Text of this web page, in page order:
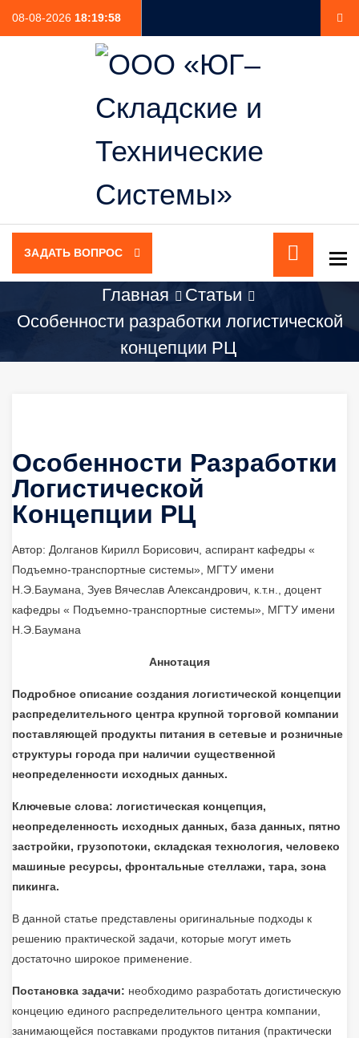
08-08-2026 18:19:58
ЗАДАТЬ ВОПРОС
Главная
Статьи
Особенности разработки логистической
концепции РЦ
Особенности Разработки
Логистической
Концепции РЦ
Автор: Долганов Кирилл Борисович, аспирант кафедры «
Подъемно-транспортные системы», МГТУ имени
Н.Э.Баумана, Зуев Вячеслав Александрович, к.т.н., доцент
кафедры « Подъемно-транспортные системы», МГТУ имени
Н.Э.Баумана
Аннотация
Подробное описание создания логистической концепции
распределительного центра крупной торговой компании
поставляющей продукты питания в сетевые и розничные
структуры города при наличии существенной
неопределенности исходных данных.
Ключевые слова: логистическая концепция,
неопределенность исходных данных, база данных, пятно
застройки, грузопотоки, складская технология, человеко
машиные ресурсы, фронтальные стеллажи, тара, зона
пикинга.
В данной статье представлены оригинальные подходы к
решению практической задачи, которые могут иметь
достаточно широкое применение.
Постановка задачи: необходимо разработать догистическую
концецию единого распределительного центра компании,
занимающейся поставками продуктов питания (практически